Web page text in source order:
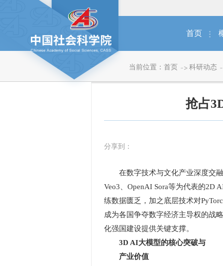
首页
当前位置： 首页 科研动态
抢占
分享到：
在数字技术与文化产业深度交融
Veo3、OpenAI Sora等为代表的2D
练数据匮乏，加之底层技术对
成为各国争夺数字经济主导权的战
化强国建设提供关键支撑。
3D AI大模型的核心突破与
产业价值